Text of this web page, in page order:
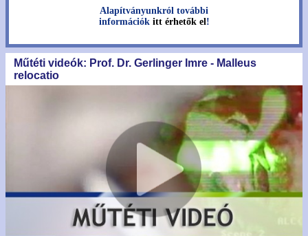
Alapítványunkról további
információk itt érhetők el!
Műtéti videók: Prof. Dr. Gerlinger Imre - Malleus
relocatio